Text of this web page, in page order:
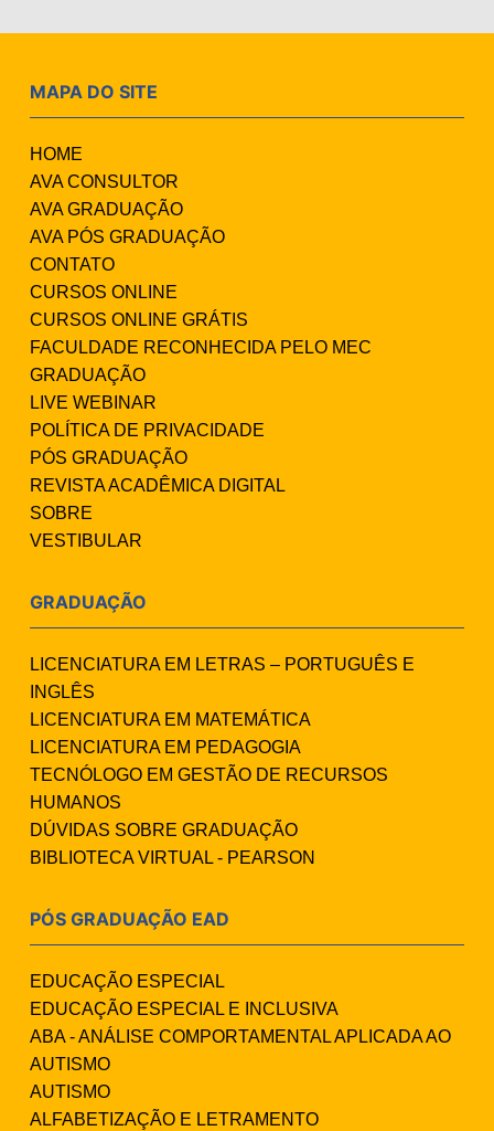
MAPA DO SITE
HOME
AVA CONSULTOR
AVA GRADUAÇÃO
AVA PÓS GRADUAÇÃO
CONTATO
CURSOS ONLINE
CURSOS ONLINE GRÁTIS
FACULDADE RECONHECIDA PELO MEC
GRADUAÇÃO
LIVE WEBINAR
POLÍTICA DE PRIVACIDADE
PÓS GRADUAÇÃO
REVISTA ACADÊMICA DIGITAL
SOBRE
VESTIBULAR
GRADUAÇÃO
LICENCIATURA EM LETRAS – PORTUGUÊS E
INGLÊS
LICENCIATURA EM MATEMÁTICA
LICENCIATURA EM PEDAGOGIA
TECNÓLOGO EM GESTÃO DE RECURSOS
HUMANOS
DÚVIDAS SOBRE GRADUAÇÃO
BIBLIOTECA VIRTUAL - PEARSON
PÓS GRADUAÇÃO EAD
EDUCAÇÃO ESPECIAL
EDUCAÇÃO ESPECIAL E INCLUSIVA
ABA - ANÁLISE COMPORTAMENTAL APLICADA AO
AUTISMO
AUTISMO
ALFABETIZAÇÃO E LETRAMENTO